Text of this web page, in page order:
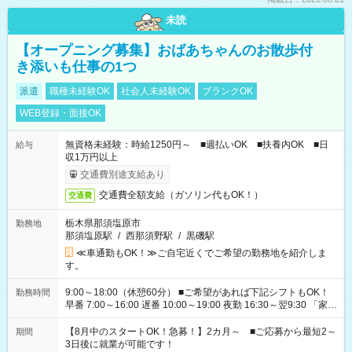
未読
【オープニング募集】おばあちゃんのお散歩付
き添いも仕事の1つ
派遣 職種未経験OK 社会人未経験OK
ブランクOK
WEB登録・面接OK
給与
無資格未経験：時給1250円～ ■週払いOK ■扶養内OK ■日
収1万円以上
交通費別途支給あり
交通費 交通費全額支給（ガソリン代もOK！）
勤務地
栃木県那須塩原市
那須塩原駅 / 西那須野駅 / 黒磯駅
≪車通勤もOK！≫ご自宅近くでご希望の勤務地を紹介しま
す。
勤務時間
9:00～18:00（休憩60分） ■ご希望があれば下記シフトもOK！
早番 7:00～16:00 遅番 10:00～19:00 夜勤 16:30～翌9:30 「家族
と休みを合わせたい」 「余裕を持って夕飯の準備がしたい」
「できれば残業はしたくない」 など、ご希望を教えてください
ね。 ※Wワーク希望の方へ 今ご覧のお仕事で希望する勤務時間
期間
【8月中のスタートOK！急募！】2カ月～ ■ご応募から最短2～
3日後に就業が可能です！